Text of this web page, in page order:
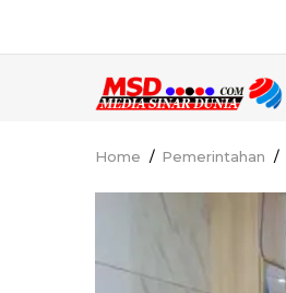
Breadcrumb
Home / Pemerintahan /